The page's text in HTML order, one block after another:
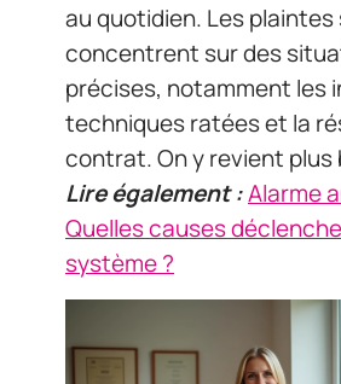
au quotidien. Les plaintes
concentrent sur des
précises, notamment les
techniques ratées et la
contrat. On y revient plus
Lire également :Alarme
Quelles causes
système ?